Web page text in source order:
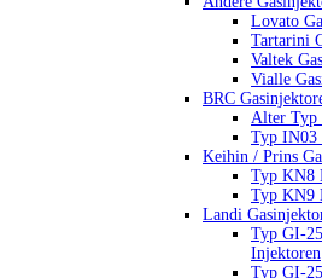
Lovato
Tartarini
Valtek
Vialle
BRC
Alter Typ
Typ IN03
Keihin / Prins
Typ KN8
Typ KN9
Landi
Typ GI-
Injektoren
Typ GI-